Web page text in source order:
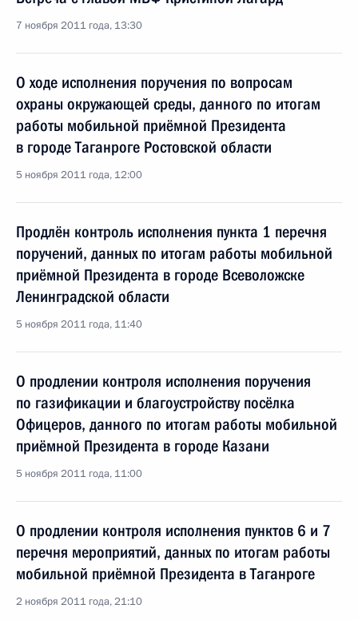
7 ноября 2011 года, 13:30
О ходе исполнения поручения по вопросам
охраны окружающей среды, данного по итогам
работы мобильной приёмной Президента
в городе Таганроге Ростовской области
5 ноября 2011 года, 12:00
Продлён контроль исполнения пункта 1 перечня
поручений, данных по итогам работы мобильной
приёмной Президента в городе Всеволожске
Ленинградской области
5 ноября 2011 года, 11:40
О продлении контроля исполнения поручения
по газификации и благоустройству посёлка
Офицеров, данного по итогам работы мобильной
приёмной Президента в городе Казани
5 ноября 2011 года, 11:00
О продлении контроля исполнения пунктов 6 и 7
перечня мероприятий, данных по итогам работы
мобильной приёмной Президента в Таганроге
2 ноября 2011 года, 21:10